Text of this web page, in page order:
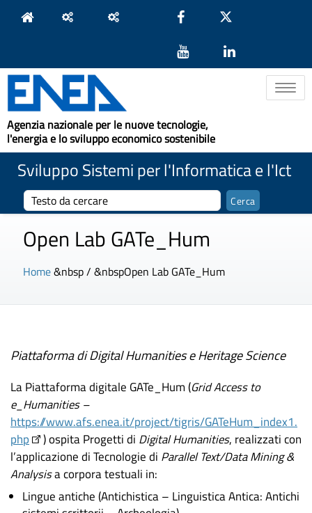
Toggle
Agenzia nazionale per le nuove tecnologie,
l'energia e lo sviluppo economico sostenibile
Sviluppo Sistemi per l'Informatica e l'Ict
Open Lab GATe_Hum
Home&nbsp / &nbspOpen Lab GATe_Hum
Piattaforma di Digital Humanities e Heritage Science
La Piattaforma digitale GATe_Hum (Grid Access to
e_Humanities –
https://www.afs.enea.it/project/tigris/GATeHum_index1.
php
) ospita Progetti di Digital Humanities, realizzati con
l’applicazione di Tecnologie di Parallel Text/Data Mining &
Analysisa corpora testuali in:
Lingue antiche (Antichistica – Linguistica Antica: Antichi